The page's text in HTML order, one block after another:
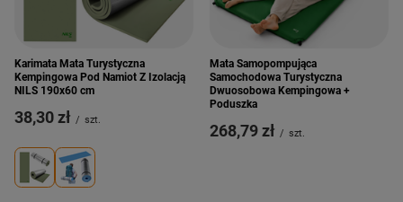
Karimata Mata Turystyczna
Kempingowa Pod Namiot Z Izolacją
NILS 190x60 cm
38,30 zł / szt.
Mata Samopompująca
Samochodowa Turystyczna
Dwuosobowa Kempingowa +
Poduszka
268,79 zł / szt.